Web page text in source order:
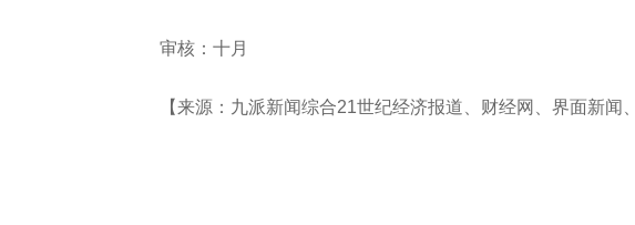
审核：十月
【来源：九派新闻综合21世纪经济报道、财经网、界面新闻